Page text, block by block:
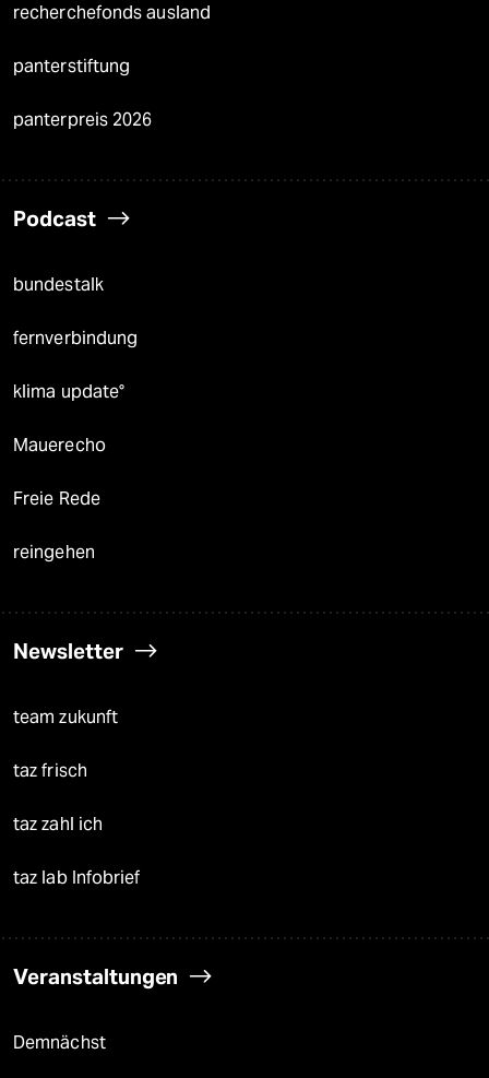
recherchefonds ausland
panterstiftung
panterpreis 2026
Podcast
bundestalk
fernverbindung
klima update°
Mauerecho
Freie Rede
reingehen
Newsletter
team zukunft
taz frisch
taz zahl ich
taz lab Infobrief
Veranstaltungen
Demnächst